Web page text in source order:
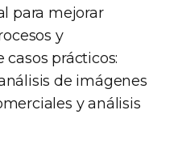
para mejorar
y
prácticos:
de imágenes
y análisis